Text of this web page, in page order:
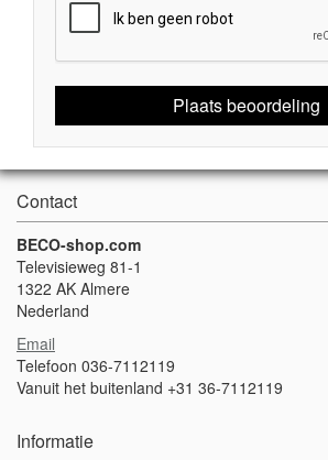
Plaats beoordeling
Contact
BECO-shop.com
Televisieweg 81-1
1322 AK Almere
Nederland
Email
Telefoon 036-7112119
Vanuit het buitenland +31 36-7112119
Informatie